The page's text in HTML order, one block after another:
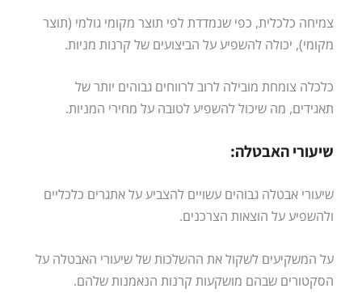
צמיחה כלכלית, כפי שנמדדת לפי תוצר מקומי גולמי (תוצר
מקומי), יכולה להשפיע על הביצועים של קרנות מניות.
כלכלה צומחת מובילה לרוב לרווחים גבוהים יותר של
תאגידים, מה שיכול להשפיע לטובה על מחירי המניות.
שיעורי האבטלה:
שיעורי אבטלה גבוהים עשויים להצביע על אתגרים כלכליים
ולהשפיע על הוצאות הצרכנים.
על המשקיעים לשקול את ההשלכות של שיעורי האבטלה על
הסקטורים שבהם מושקעות קרנות הנאמנות שלהם.